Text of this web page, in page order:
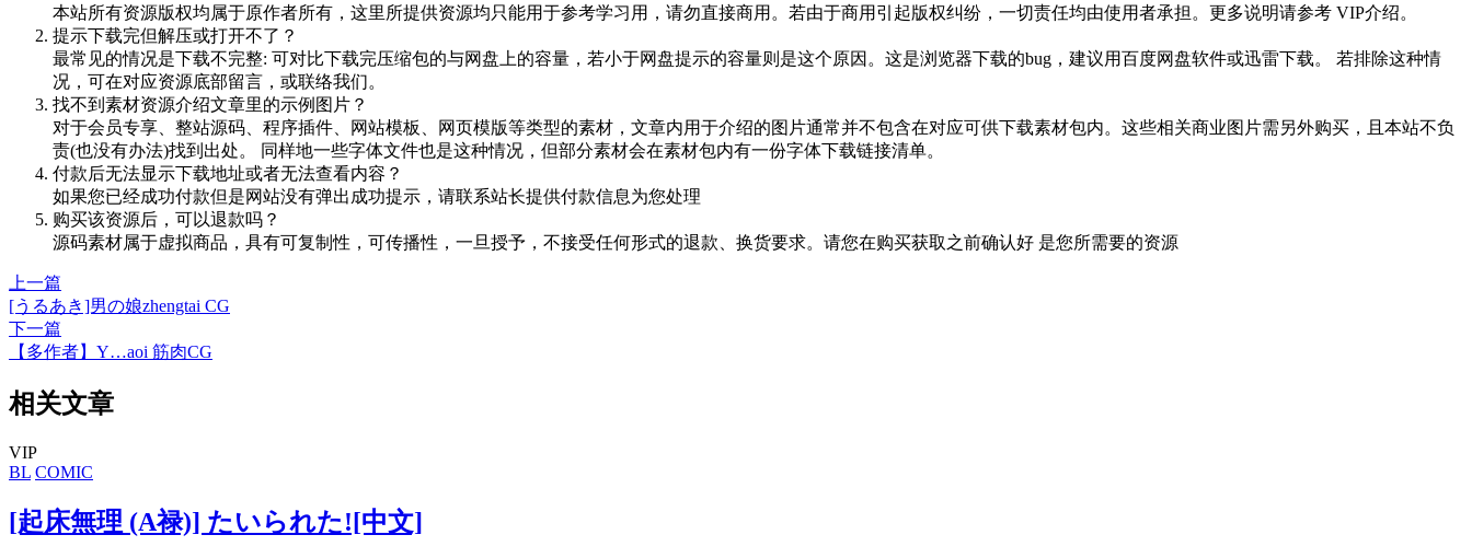
本站所有资源版权均属于原作者所有，这里所提供资源均只能用于参考学习用，请勿直接商用。若由于商用引起版权纠纷，一切责任均由使用者承担。更多说明请参考 VIP介绍。
提示下载完但解压或打开不了？
最常见的情况是下载不完整: 可对比下载完压缩包的与网盘上的容量，若小于网盘提示的容量则是这个原因。这是浏览器下载的bug，建议用百度网盘软件或迅雷下载。 若排除这种情
况，可在对应资源底部留言，或联络我们。
找不到素材资源介绍文章里的示例图片？
对于会员专享、整站源码、程序插件、网站模板、网页模版等类型的素材，文章内用于介绍的图片通常并不包含在对应可供下载素材包内。这些相关商业图片需另外购买，且本站不负
责(也没有办法)找到出处。 同样地一些字体文件也是这种情况，但部分素材会在素材包内有一份字体下载链接清单。
付款后无法显示下载地址或者无法查看内容？
如果您已经成功付款但是网站没有弹出成功提示，请联系站长提供付款信息为您处理
购买该资源后，可以退款吗？
源码素材属于虚拟商品，具有可复制性，可传播性，一旦授予，不接受任何形式的退款、换货要求。请您在购买获取之前确认好 是您所需要的资源
上一篇
[うるあき]男の娘zhengtai CG
下一篇
【多作者】Y…aoi 筋肉CG
相关文章
VIP
BL COMIC
[起床無理 (A禄)] たいられた![中文]